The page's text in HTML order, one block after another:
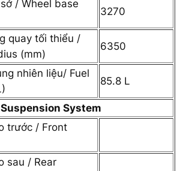
/ Wheel base
3270
quay tối thiểu /
(mm)
6350
nhiên liệu/ Fuel
85.8 L
System
trước / Front
sau / Rear